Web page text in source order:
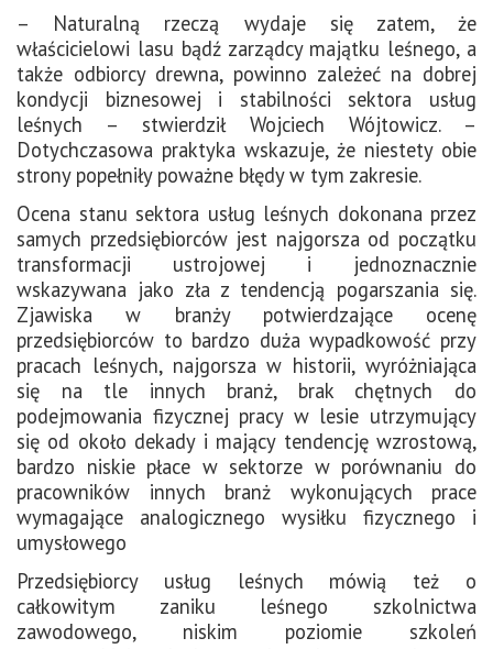
– Naturalną rzeczą wydaje się zatem, że
właścicielowi lasu bądź zarządcy majątku leśnego, a
także odbiorcy drewna, powinno zależeć na dobrej
kondycji biznesowej i stabilności sektora usług
leśnych – stwierdził Wojciech Wójtowicz. –
Dotychczasowa praktyka wskazuje, że niestety obie
strony popełniły poważne błędy w tym zakresie.
Ocena stanu sektora usług leśnych dokonana przez
samych przedsiębiorców jest najgorsza od początku
transformacji ustrojowej i jednoznacznie
wskazywana jako zła z tendencją pogarszania się.
Zjawiska w branży potwierdzające ocenę
przedsiębiorców to bardzo duża wypadkowość przy
pracach leśnych, najgorsza w historii, wyróżniająca
się na tle innych branż, brak chętnych do
podejmowania fizycznej pracy w lesie utrzymujący
się od około dekady i mający tendencję wzrostową,
bardzo niskie płace w sektorze w porównaniu do
pracowników innych branż wykonujących prace
wymagające analogicznego wysiłku fizycznego i
umysłowego
Przedsiębiorcy usług leśnych mówią też o
całkowitym zaniku leśnego szkolnictwa
zawodowego, niskim poziomie szkoleń